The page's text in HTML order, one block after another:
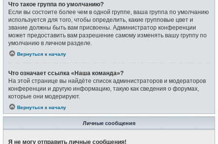
Что такое группа по умолчанию?
Если вы состоите более чем в одной группе, ваша группа по умолчанию
используется для того, чтобы определить, какие групповые цвет и
звание должны быть вам присвоены. Администратор конференции
может предоставить вам разрешение самому изменять вашу группу по
умолчанию в личном разделе.
Вернуться к началу
Что означает ссылка «Наша команда»?
На этой странице вы найдёте список администраторов и модераторов
конференции и другую информацию, такую как сведения о форумах,
которые они модерируют.
Вернуться к началу
Личные сообщения
Я не могу отправить личные сообщения!